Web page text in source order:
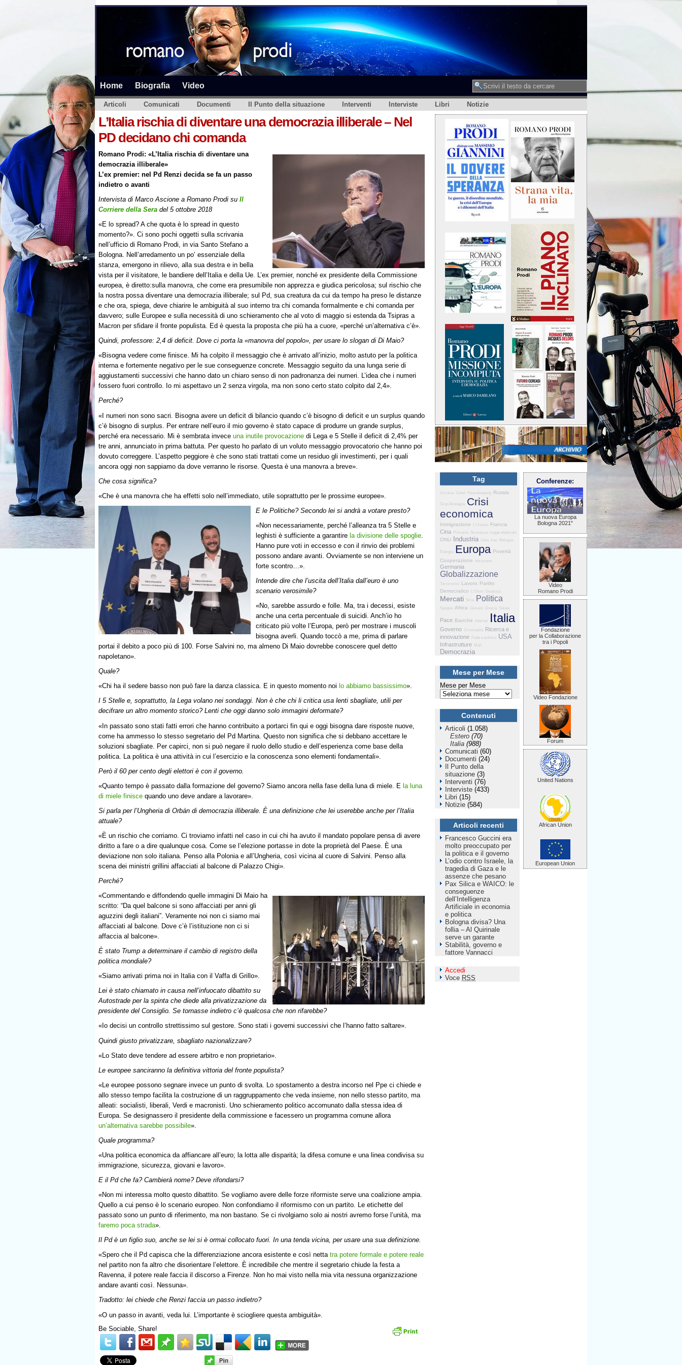
Home Biografia Video
Articoli Comunicati Documenti Il Punto della situazione Interventi Interviste Libri Notizie
L’Italia rischia di diventare una democrazia illiberale – Nel
PD decidano chi comanda
Romano Prodi: «L’Italia rischia di diventare una
democrazia illiberale»
L’ex premier: nel Pd Renzi decida se fa un passo
indietro o avanti
Intervista di Marco Ascione a Romano Prodi su Il
Corriere della Sera del 5 ottobre 2018
«E lo spread? A che quota è lo spread in questo
momento?». Ci sono pochi oggetti sulla scrivania
nell’ufficio di Romano Prodi, in via Santo Stefano a
Bologna. Nell’arredamento un po’ essenziale della
stanza, emergono in rilievo, alla sua destra e in bella
vista per il visitatore, le bandiere dell’Italia e della Ue. L’ex premier, nonché ex presidente della Commissione
europea, è diretto:sulla manovra, che come era presumibile non apprezza e giudica pericolosa; sul rischio che
la nostra possa diventare una democrazia illiberale; sul Pd, sua creatura da cui da tempo ha preso le distanze
e che ora, spiega, deve chiarire le ambiguità al suo interno tra chi comanda formalmente e chi comanda per
davvero; sulle Europee e sulla necessità di uno schieramento che al voto di maggio si estenda da Tsipras a
Macron per sfidare il fronte populista. Ed è questa la proposta che più ha a cuore, «perché un’alternativa c’è».
Quindi, professore: 2,4 di deficit. Dove ci porta la «manovra del popolo», per usare lo slogan di Di Maio?
«Bisogna vedere come finisce. Mi ha colpito il messaggio che è arrivato all’inizio, molto astuto per la politica
interna e fortemente negativo per le sue conseguenze concrete. Messaggio seguito da una lunga serie di
aggiustamenti successivi che hanno dato un chiaro senso di non padronanza dei numeri. L’idea che i numeri
fossero fuori controllo. Io mi aspettavo un 2 senza virgola, ma non sono certo stato colpito dal 2,4».
Perché?
«I numeri non sono sacri. Bisogna avere un deficit di bilancio quando c’è bisogno di deficit e un surplus quando
c’è bisogno di surplus. Per entrare nell’euro il mio governo è stato capace di produrre un grande surplus,
perché era necessario. Mi è sembrata invece una inutile provocazione di Lega e 5 Stelle il deficit di 2,4% per
tre anni, annunciato in prima battuta. Per questo ho parlato di un voluto messaggio provocatorio che hanno poi
dovuto correggere. L’aspetto peggiore è che sono stati trattati come un residuo gli investimenti, per i quali
ancora oggi non sappiamo da dove verranno le risorse. Questa è una manovra a breve».
Che cosa significa?
«Che è una manovra che ha effetti solo nell’immediato, utile soprattutto per le prossime europee».
E le Politiche? Secondo lei si andrà a votare presto?
«Non necessariamente, perché l’alleanza tra 5 Stelle e
leghisti è sufficiente a garantire la divisione delle spoglie
Hanno pure voti in eccesso e con il rinvio dei problemi
possono andare avanti. Ovviamente se non interviene un
forte scontro…».
Intende dire che l’uscita dell’Italia dall’euro è uno
scenario verosimile?
«No, sarebbe assurdo e folle. Ma, tra i decessi, esiste
anche una certa percentuale di suicidi. Anch’io ho
criticato più volte l’Europa, però per mostrare i muscoli
bisogna averli. Quando toccò a me, prima di parlare
portai il debito a poco più di 100. Forse Salvini no, ma almeno Di Maio dovrebbe conoscere quel detto
napoletano».
Quale?
«Chi ha il sedere basso non può fare la danza classica. E in questo momento noi lo abbiamo bassissimo».
I 5 Stelle e, soprattutto, la Lega volano nei sondaggi. Non è che chi li critica usa lenti sbagliate, utili per
decifrare un altro momento storico? Lenti che oggi danno solo immagini deformate?
«In passato sono stati fatti errori che hanno contribuito a portarci fin qui e oggi bisogna dare risposte nuove,
come ha ammesso lo stesso segretario del Pd Martina. Questo non significa che si debbano accettare le
soluzioni sbagliate. Per capirci, non si può negare il ruolo dello studio e dell’esperienza come base della
politica. La politica è una attività in cui l’esercizio e la conoscenza sono elementi fondamentali».
Però il 60 per cento degli elettori è con il governo.
«Quanto tempo è passato dalla formazione del governo? Siamo ancora nella fase della luna di miele. E la luna
di miele finisce quando uno deve andare a lavorare».
Si parla per l’Ungheria di Orbán di democrazia illiberale. È una definizione che lei userebbe anche per l’Italia
attuale?
«È un rischio che corriamo. Ci troviamo infatti nel caso in cui chi ha avuto il mandato popolare pensa di avere
diritto a fare o a dire qualunque cosa. Come se l’elezione portasse in dote la proprietà del Paese. È una
deviazione non solo italiana. Penso alla Polonia e all’Ungheria, così vicina al cuore di Salvini. Penso alla
scena dei ministri grillini affacciati al balcone di Palazzo Chigi».
Perché?
«Commentando e diffondendo quelle immagini Di Maio ha
scritto: “Da quel balcone si sono affacciati per anni gli
aguzzini degli italiani”. Veramente noi non ci siamo mai
affacciati al balcone. Dove c’è l’istituzione non ci si
affaccia al balcone».
È stato Trump a determinare il cambio di registro della
politica mondiale?
«Siamo arrivati prima noi in Italia con il Vaffa di Grillo».
Lei è stato chiamato in causa nell’infuocato dibattito su
Autostrade per la spinta che diede alla privatizzazione da
presidente del Consiglio. Se tornasse indietro c’è qualcosa che non rifarebbe?
«Io decisi un controllo strettissimo sul gestore. Sono stati i governi successivi che l’hanno fatto saltare».
Quindi giusto privatizzare, sbagliato nazionalizzare?
«Lo Stato deve tendere ad essere arbitro e non proprietario».
Le europee sanciranno la definitiva vittoria del fronte populista?
«Le europee possono segnare invece un punto di svolta. Lo spostamento a destra incorso nel Ppe ci chiede e
allo stesso tempo facilita la costruzione di un raggruppamento che veda insieme, non nello stesso partito, ma
alleati: socialisti, liberali, Verdi e macronisti. Uno schieramento politico accomunato dalla stessa idea di
Europa. Se designassero il presidente della commissione e facessero un programma comune allora
un’alternativa sarebbe possibile».
Quale programma?
«Una politica economica da affiancare all’euro; la lotta alle disparità; la difesa comune e una linea condivisa su
immigrazione, sicurezza, giovani e lavoro».
E il Pd che fa? Cambierà nome? Deve rifondarsi?
«Non mi interessa molto questo dibattito. Se vogliamo avere delle forze riformiste serve una coalizione ampia.
Quello a cui penso è lo scenario europeo. Non confondiamo il riformismo con un partito. Le etichette del
passato sono un punto di riferimento, ma non bastano. Se ci rivolgiamo solo ai nostri avremo forse l’unità, ma
faremo poca strada».
Il Pd è un figlio suo, anche se lei si è ormai collocato fuori. In una tenda vicina, per usare una sua definizione.
«Spero che il Pd capisca che la differenziazione ancora esistente e così netta tra potere formale e potere reale
nel partito non fa altro che disorientare l’elettore. È incredibile che mentre il segretario chiude la festa a
Ravenna, il potere reale faccia il discorso a Firenze. Non ho mai visto nella mia vita nessuna organizzazione
andare avanti così. Nessuna».
Tradotto: lei chiede che Renzi faccia un passo indietro?
«O un passo in avanti, veda lui. L’importante è sciogliere questa ambiguità».
Be Sociable, Share!
Tag
Ucraina Sahel Peacekeeping Russia
Gran Bretagna Crisi
economica
Immigrazione L'Unione Francia
Cina Primarie Sicurezza Legge elettorale
ONU Industria Libia Iran Bologna
Energia Europa Povertà
Cooperazione
Istruzione
Germania
Globalizzazione
Terrorismo Lavoro Partito
Democratico
L'Ulivo Giustizia
Mercati Siria Politica
Spagna Africa Giovani Grecia Salute
Pace Banche Internet Italia
Governo Criminalità Ricerca e
innovazione
Fede e politica USA
Infrastrutture Mali
Democrazia
Mese per Mese
Mese per Mese
Contenuti
Articoli (1.058)
Estero (70)
Italia (988)
Comunicati (60)
Documenti (24)
Il Punto della
situazione (3)
Interventi (76)
Interviste (433)
Libri (15)
Notizie (584)
Articoli recenti
Francesco Guccini era
molto preoccupato per
la politica e il governo
L’odio contro Israele, la
tragedia di Gaza e le
assenze che pesano
Pax Silica e WAICO: le
conseguenze
dell’Intelligenza
Artificiale in economia
e politica
Bologna divisa? Una
follia – Al Quirinale
serve un garante
Stabilità, governo e
fattore Vannacci
Accedi
Voce RSS
Conferenze:
La nuova Europa
Bologna 2021"
Video
Romano Prodi
Fondazione
per la Collaborazione
tra i Popoli
Video Fondazione
Forum
United Nations
African Union
European Union